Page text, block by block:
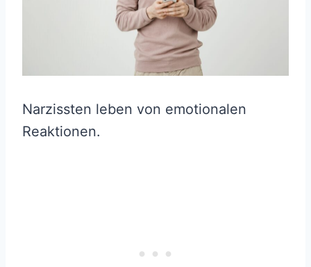
Narzissten leben von emotionalen
Reaktionen.